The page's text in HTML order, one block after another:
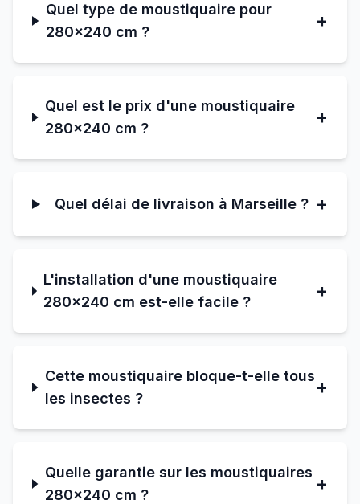
Quel type de moustiquaire pour
280×240 cm ?
+
Quel est le prix d'une moustiquaire
280×240 cm ?
+
Quel délai de livraison à Marseille ? +
L'installation d'une moustiquaire
280×240 cm est-elle facile ?
+
Cette moustiquaire bloque-t-elle tous
les insectes ?
+
Quelle garantie sur les moustiquaires
280×240 cm ?
+